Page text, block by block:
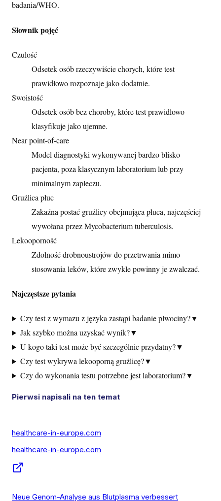
badania/WHO.
Słownik pojęć
Czułość
Odsetek osób rzeczywiście chorych, które test
prawidłowo rozpoznaje jako dodatnie.
Swoistość
Odsetek osób bez choroby, które test prawidłowo
klasyfikuje jako ujemne.
Near point-of-care
Model diagnostyki wykonywanej bardzo blisko
pacjenta, poza klasycznym laboratorium lub przy
minimalnym zapleczu.
Gruźlica płuc
Zakaźna postać gruźlicy obejmująca płuca, najczęściej
wywołana przez Mycobacterium tuberculosis.
Lekooporność
Zdolność drobnoustrojów do przetrwania mimo
stosowania leków, które zwykle powinny je zwalczać.
Najczęstsze pytania
Czy test z wymazu z języka zastąpi badanie plwociny?▼
Jak szybko można uzyskać wynik?▼
U kogo taki test może być szczególnie przydatny?▼
Czy test wykrywa lekooporną gruźlicę?▼
Czy do wykonania testu potrzebne jest laboratorium?▼
Pierwsi napisali na ten temat
healthcare-in-europe.com
healthcare-in-europe.com
Neue Genom-Analyse aus Blutplasma verbessert